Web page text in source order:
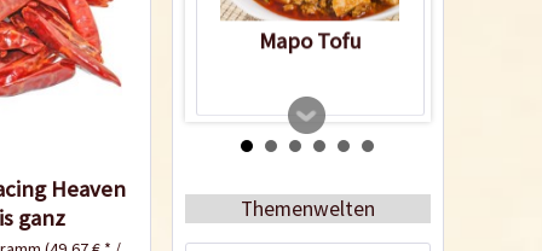
Heaven
ganz
Mapo Tofu
Themenwelten